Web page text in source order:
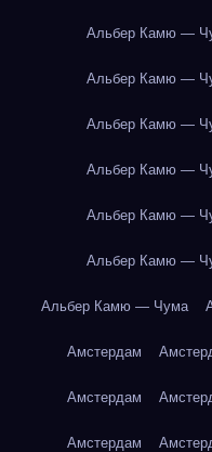
Альбер Камю —
Альбер Камю —
Альбер Камю —
Альбер Камю —
Альбер Камю —
Альбер Камю —
Альбер Камю — Чума
Амстердам
Амстердам
Амстердам